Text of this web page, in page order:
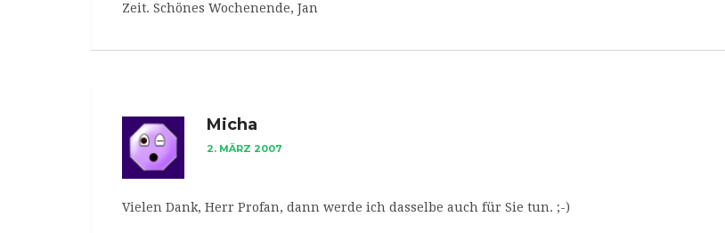
Zeit. Schönes Wochenende, Jan
Micha
2. MÄRZ 2007
Vielen Dank, Herr Profan, dann werde ich dasselbe auch für Sie tun. ;-)